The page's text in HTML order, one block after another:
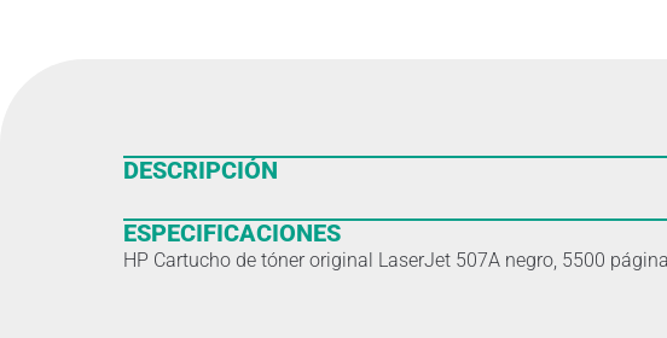
DESCRIPCIÓN
ESPECIFICACIONES
HP Cartucho de tóner original LaserJet 507A negro, 5500